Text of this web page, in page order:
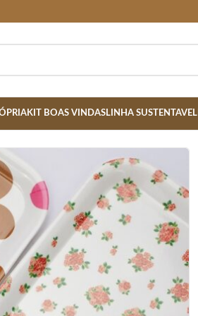
KIT BOAS VINDASLINHA SUSTENTAVEL